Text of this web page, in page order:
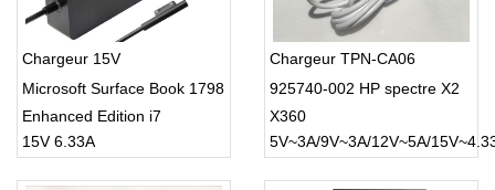
Chargeur 15V
Microsoft Surface Book 1798
Enhanced Edition i7
15V 6.33A
Chargeur TPN-CA06
925740-002 HP spectre X2
X360
5V~3A/9V~3A/12V~5A/